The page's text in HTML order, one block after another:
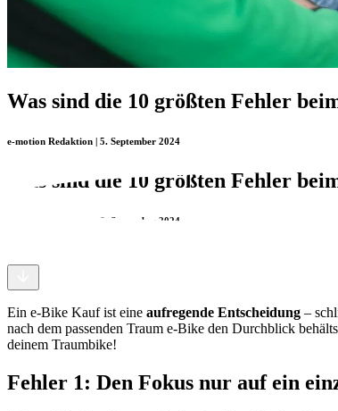
Was sind die 10 größten Fehler
e-motion Redaktion | 5. September 2024
Was sind die 10 größten Fehler
e-motion Redaktion | 5. September 2024
Ein e-Bike Kauf ist eine aufregende Entscheidung –
nach dem passenden Traum e-Bike den Durchblick
deinem Traumbike!
Fehler 1: Den Fokus nur auf ein